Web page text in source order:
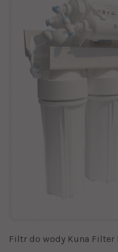
Filtr do wody Kuna Filter